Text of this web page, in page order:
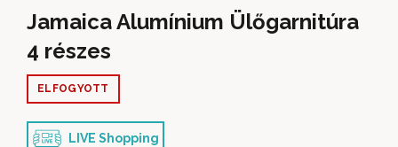
Jamaica Alumínium Ülőgarnitúra
4 részes
ELFOGYOTT
LIVE Shopping